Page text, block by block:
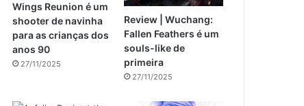
Wings Reunion é um
shooter de navinha
para as crianças dos
anos 90
27/11/2025
Review | Wuchang:
Fallen Feathers é um
souls-like de
primeira
27/11/2025